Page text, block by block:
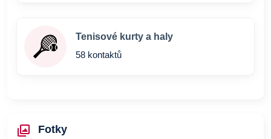
Tenisové kurty a haly
58 kontaktů
Fotky